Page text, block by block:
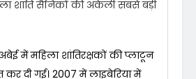
शांति सैनिकों की अकेली सबसे बड़ी
में महिला शांतिरक्षकों की प्लाटून
कर दी गई। 2007 में लाइबेरिया में